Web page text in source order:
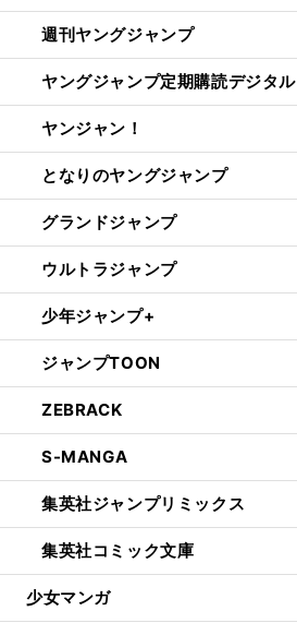
週刊ヤングジャンプ
ヤングジャンプ定期購読デジタル
ヤンジャン！
となりのヤングジャンプ
グランドジャンプ
ウルトラジャンプ
少年ジャンプ+
ジャンプTOON
ZEBRACK
S-MANGA
集英社ジャンプリミックス
集英社コミック文庫
少女マンガ